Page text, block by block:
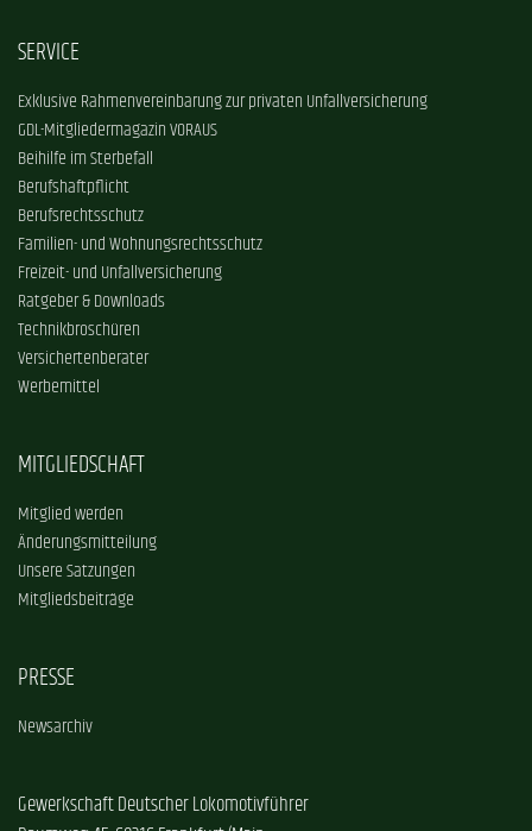
SERVICE
Exklusive Rahmenvereinbarung zur privaten Unfallversicherung
GDL-Mitgliedermagazin VORAUS
Beihilfe im Sterbefall
Berufshaftpflicht
Berufsrechtsschutz
Familien- und Wohnungsrechtsschutz
Freizeit- und Unfallversicherung
Ratgeber & Downloads
Technikbroschüren
Versichertenberater
Werbemittel
MITGLIEDSCHAFT
Mitglied werden
Änderungsmitteilung
Unsere Satzungen
Mitgliedsbeiträge
PRESSE
Newsarchiv
Gewerkschaft Deutscher Lokomotivführer